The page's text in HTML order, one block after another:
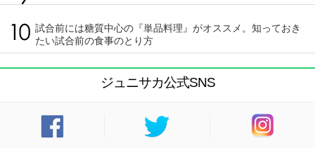
試合前には糖質中心の『単品料理』がオススメ。知っておき
たい試合前の食事のとり方
ジュニサカ公式SNS